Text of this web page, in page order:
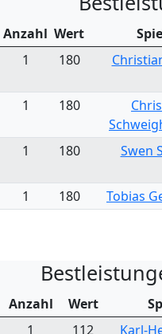
Anzahl Wert
1
180
1
180
1
180 Swen
1
180 Tobias
Anzahl Wert
1
112 Karl-